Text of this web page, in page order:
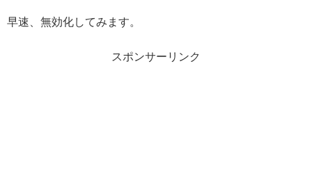
早速、無効化してみます。
スポンサーリンク